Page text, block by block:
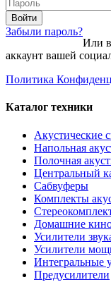
Войти
Забыли пароль?
Или
аккаунт вашей
Политика
Каталог техники
Акустические
Напольная
Полочная
Центральный
Сабвуферы
Комплекты
Домашние
Усилители
Усилители
Интегральные
Предусилители